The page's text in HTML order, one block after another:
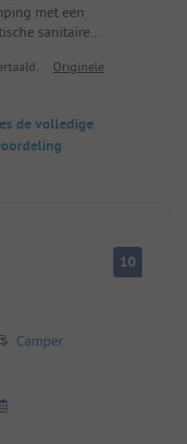
met een
sanitaire
Originele
de volledige
10
Camper